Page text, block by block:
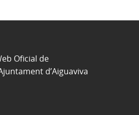
Oficial de
d’Aiguaviva